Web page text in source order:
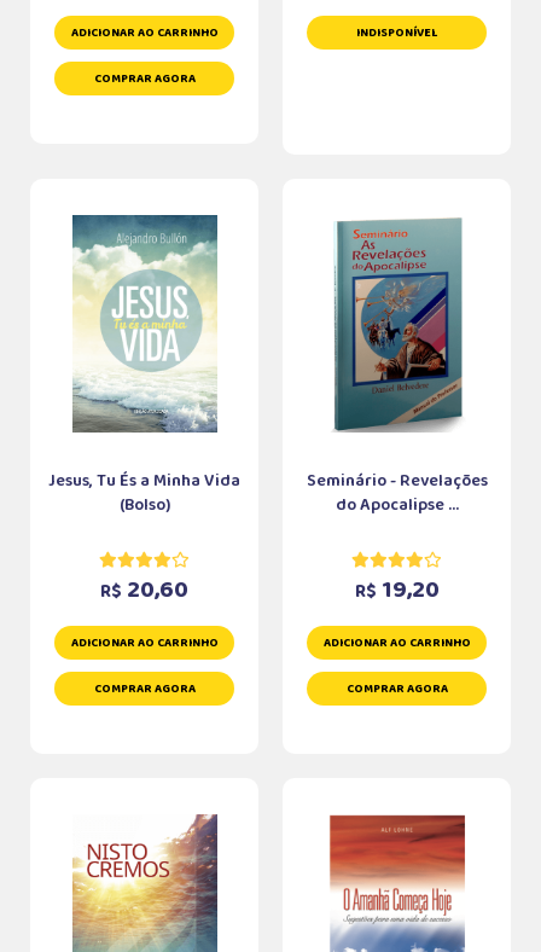
ADICIONAR AO CARRINHO
COMPRAR AGORA
INDISPONÍVEL
Jesus, Tu És a Minha Vida
(Bolso)
R$ 20,60
ADICIONAR AO CARRINHO
COMPRAR AGORA
Seminário - Revelações
do Apocalipse ...
R$ 19,20
ADICIONAR AO CARRINHO
COMPRAR AGORA